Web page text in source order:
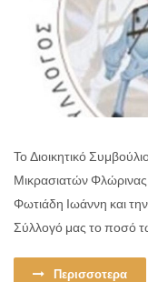
Το Διοικητικό
Μικρασιατών Φλώρινας
Φωτιάδη Ιωάννη και
Σύλλογό μας το ποσό
Περισσοτερα